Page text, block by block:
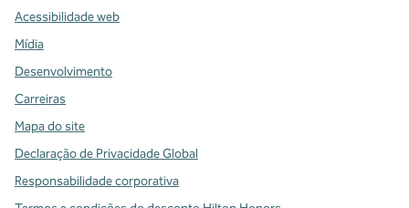
Acessibilidade web
Mídia
Desenvolvimento
Carreiras
Mapa do site
Declaração de Privacidade Global
Responsabilidade corporativa